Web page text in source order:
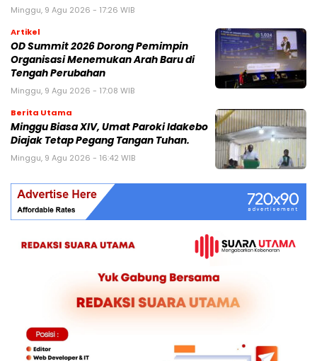
Minggu, 9 Agu 2026 - 17:26 WIB
Artikel
OD Summit 2026 Dorong Pemimpin
Organisasi Menemukan Arah Baru di
Tengah Perubahan
Minggu, 9 Agu 2026 - 17:08 WIB
Berita Utama
Minggu Biasa XIV, Umat Paroki Idakebo
Diajak Tetap Pegang Tangan Tuhan.
Minggu, 9 Agu 2026 - 16:42 WIB